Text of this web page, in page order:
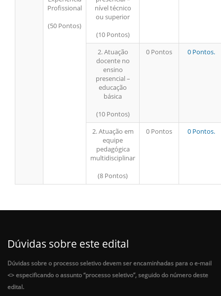
Profissional
(50 Pontos)
nível técnico
ou superior
(10 Pontos)
2. Atuação
docente no
ensino
presencial –
educação
básica
(10 Pontos)
0 Pontos 0 Pontos.
2. Atuação em
equipe
pedagógica
multidisciplinar
(8 Pontos)
0 Pontos 0 Pontos.
Dúvidas sobre este edital
Dúvidas sobre o processo seletivo devem ser encaminhadas para o e-mail
<> especificando o assunto “processo seletivo”, seguido do número deste
edital.